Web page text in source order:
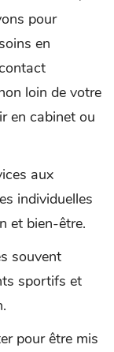
pour
en
loin de votre
en cabinet ou
aux
individuelles
et bien-être.
souvent
sportifs et
pour être mis